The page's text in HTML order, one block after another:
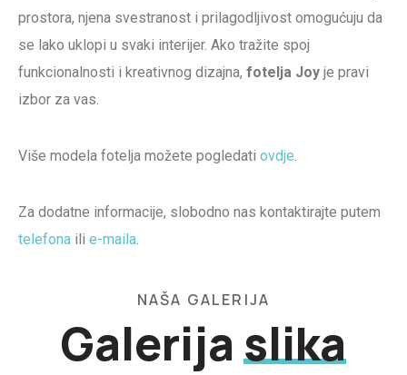
prostora, njena svestranost i prilagodljivost omogućuju da
se lako uklopi u svaki interijer. Ako tražite spoj
funkcionalnosti i kreativnog dizajna, fotelja Joy je pravi
izbor za vas.
Više modela fotelja možete pogledati ovdje.
Za dodatne informacije, slobodno nas kontaktirajte putem
telefona ili e-maila.
NAŠA GALERIJA
Galerijaslika